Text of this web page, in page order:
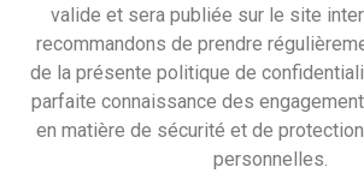
valide et sera publiée sur le site
recommandons de prendre
de la présente politique de
parfaite connaissance des
en matière de sécurité et de
personnelles.